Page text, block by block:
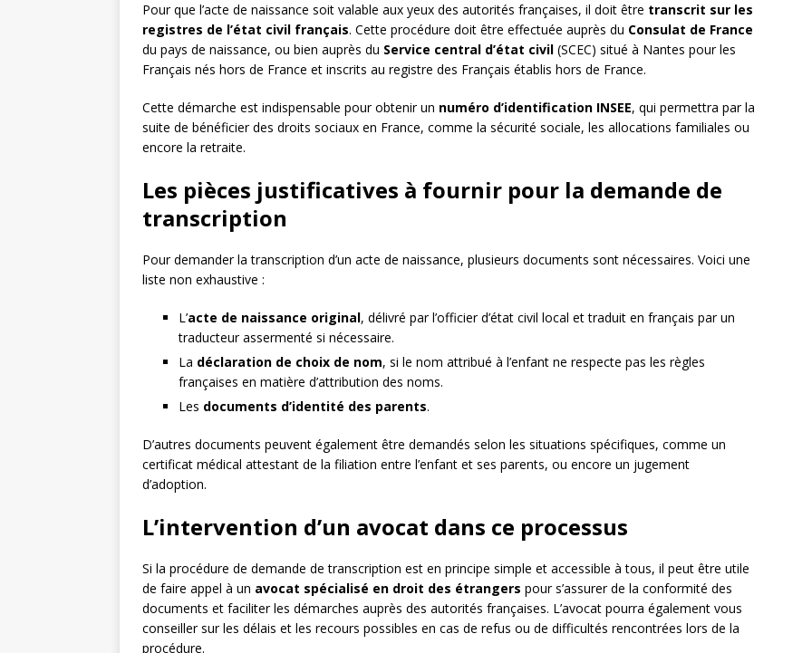
Pour que l’acte de naissance soit valable aux yeux des autorités françaises, il doit être transcrit sur les
registres de l’état civil français. Cette procédure doit être effectuée auprès du Consulat de France
du pays de naissance, ou bien auprès du Service central d’état civil (SCEC) situé à Nantes pour les
Français nés hors de France et inscrits au registre des Français établis hors de France.
Cette démarche est indispensable pour obtenir un numéro d’identification INSEE, qui permettra par la
suite de bénéficier des droits sociaux en France, comme la sécurité sociale, les allocations familiales ou
encore la retraite.
Les pièces justificatives à fournir pour la demande de
transcription
Pour demander la transcription d’un acte de naissance, plusieurs documents sont nécessaires. Voici une
liste non exhaustive :
L’acte de naissance original, délivré par l’officier d’état civil local et traduit en français par un
traducteur assermenté si nécessaire.
La déclaration de choix de nom, si le nom attribué à l’enfant ne respecte pas les règles
françaises en matière d’attribution des noms.
Les documents d’identité des parents.
D’autres documents peuvent également être demandés selon les situations spécifiques, comme un
certificat médical attestant de la filiation entre l’enfant et ses parents, ou encore un jugement
d’adoption.
L’intervention d’un avocat dans ce processus
Si la procédure de demande de transcription est en principe simple et accessible à tous, il peut être utile
de faire appel à un avocat spécialisé en droit des étrangers pour s’assurer de la conformité des
documents et faciliter les démarches auprès des autorités françaises. L’avocat pourra également vous
conseiller sur les délais et les recours possibles en cas de refus ou de difficultés rencontrées lors de la
procédure.